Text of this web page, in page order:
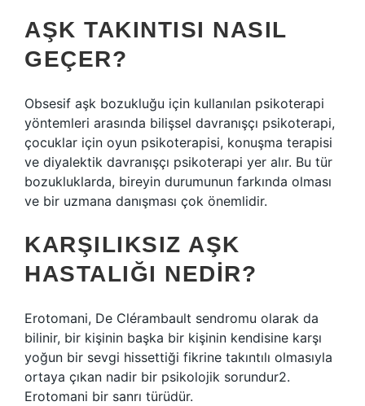
AŞK TAKINTISI NASIL
GEÇER?
Obsesif aşk bozukluğu için kullanılan psikoterapi
yöntemleri arasında bilişsel davranışçı psikoterapi,
çocuklar için oyun psikoterapisi, konuşma terapisi
ve diyalektik davranışçı psikoterapi yer alır. Bu tür
bozukluklarda, bireyin durumunun farkında olması
ve bir uzmana danışması çok önemlidir.
KARŞILIKSIZ AŞK
HASTALIĞI NEDIR?
Erotomani, De Clérambault sendromu olarak da
bilinir, bir kişinin başka bir kişinin kendisine karşı
yoğun bir sevgi hissettiği fikrine takıntılı olmasıyla
ortaya çıkan nadir bir psikolojik sorundur2.
Erotomani bir sanrı türüdür.